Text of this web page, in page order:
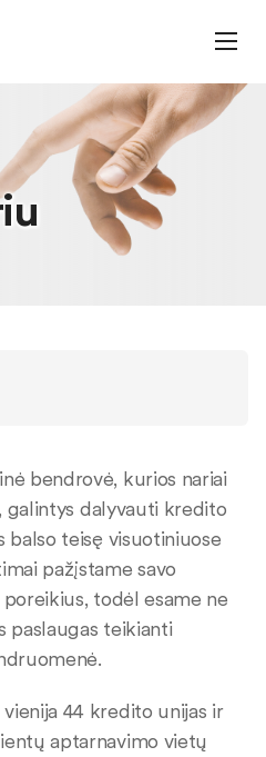
bendrovė, kurios nariai
galintys dalyvauti kredito
teisę visuotiniuose
pažįstame savo
todėl esame ne
paslaugas teikianti
44 kredito unijas ir
aptarnavimo vietų